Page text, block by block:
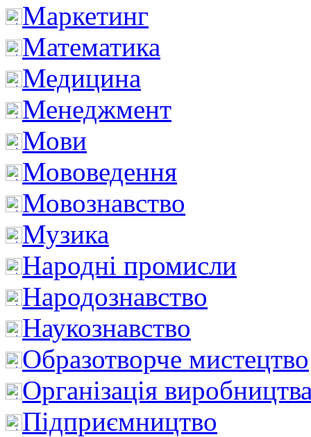
Маркетинг
Математика
Медицина
Менеджмент
Мови
Мововедення
Мовознавство
Музика
Народні промисли
Народознавство
Наукознавство
Образотворче мистецтво
Організація
Підприємництво